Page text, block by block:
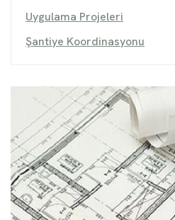
Uygulama Projeleri
Şantiye Koordinasyonu